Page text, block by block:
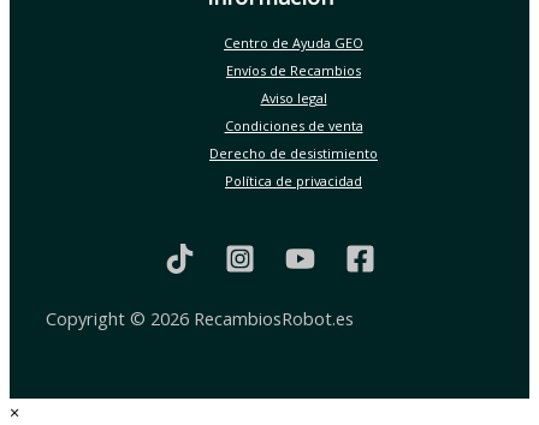
Centro de Ayuda GEO
Envíos de Recambios
Aviso legal
Condiciones de venta
Derecho de desistimiento
Política de privacidad
Copyright © 2026 RecambiosRobot.es
×